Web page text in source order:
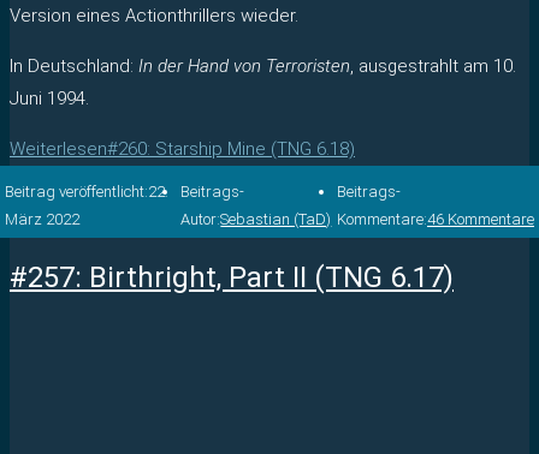
Version eines Actionthrillers wieder.
In Deutschland: In der Hand von Terroristen, ausgestrahlt am 10.
Juni 1994.
Weiterlesen#260: Starship Mine (TNG 6.18)
Beitrag veröffentlicht:22.
März 2022
Beitrags-
Autor:Sebastian (TaD)
Beitrags-
Kommentare:46 Kommentare
#257: Birthright, Part II (TNG 6.17)